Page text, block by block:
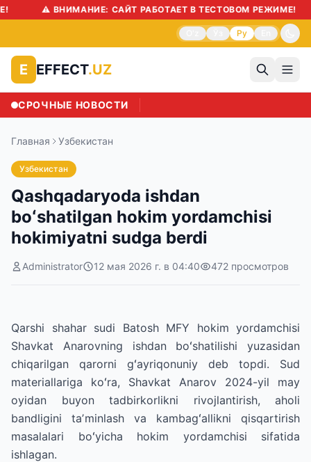
⚠️ ВНИМАНИЕ: САЙТ РАБОТАЕТ В ТЕСТОВОМ РЕЖИМЕ!
Ру
E EFFECT.UZ
СРОЧНЫЕ НОВОСТИ
Главная Узбекистан
Узбекистан
Qashqadaryoda ishdan
boʻshatilgan hokim yordamchisi
hokimiyatni sudga berdi
Administrator 12 мая 2026 г. в 04:40 472 просмотров
Qarshi shahar sudi Batosh MFY hokim yordamchisi
Shavkat Anarovning ishdan boʻshatilishi yuzasidan
chiqarilgan qarorni gʻayriqonuniy deb topdi. Sud
materiallariga koʻra, Shavkat Anarov 2024-yil may
oyidan buyon tadbirkorlikni rivojlantirish, aholi
bandligini taʼminlash va kambagʻallikni qisqartirish
masalalari boʻyicha hokim yordamchisi sifatida
ishlagan.